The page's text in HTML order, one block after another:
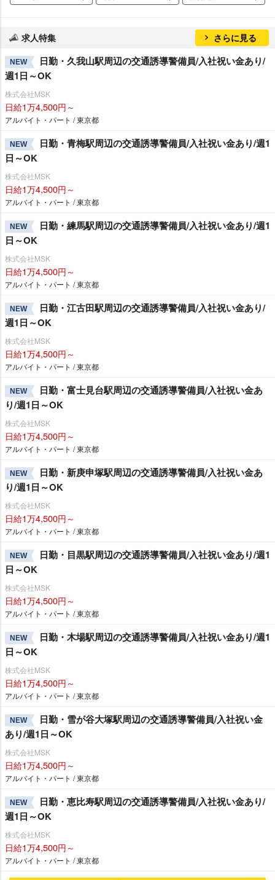
求人特集 さらに見る
NEW
日勤・久我山駅周辺の交通誘導警備員/入社祝い金あり/
週1日～OK
株式会社MSK
日給1万4,500円～
アルバイト・パート / 東京都
NEW
日勤・青梅駅周辺の交通誘導警備員/入社祝い金あり/週1
日～OK
株式会社MSK
日給1万4,500円～
アルバイト・パート / 東京都
NEW
日勤・練馬駅周辺の交通誘導警備員/入社祝い金あり/週1
日～OK
株式会社MSK
日給1万4,500円～
アルバイト・パート / 東京都
NEW
日勤・江古田駅周辺の交通誘導警備員/入社祝い金あり/
週1日～OK
株式会社MSK
日給1万4,500円～
アルバイト・パート / 東京都
NEW
日勤・富士見台駅周辺の交通誘導警備員/入社祝い金あ
り/週1日～OK
株式会社MSK
日給1万4,500円～
アルバイト・パート / 東京都
NEW
日勤・新庚申塚駅周辺の交通誘導警備員/入社祝い金あ
り/週1日～OK
株式会社MSK
日給1万4,500円～
アルバイト・パート / 東京都
NEW
日勤・目黒駅周辺の交通誘導警備員/入社祝い金あり/週1
日～OK
株式会社MSK
日給1万4,500円～
アルバイト・パート / 東京都
NEW
日勤・木場駅周辺の交通誘導警備員/入社祝い金あり/週1
日～OK
株式会社MSK
日給1万4,500円～
アルバイト・パート / 東京都
NEW
日勤・雪が谷大塚駅周辺の交通誘導警備員/入社祝い金
あり/週1日～OK
株式会社MSK
日給1万4,500円～
アルバイト・パート / 東京都
NEW
日勤・恵比寿駅周辺の交通誘導警備員/入社祝い金あり/
週1日～OK
株式会社MSK
日給1万4,500円～
アルバイト・パート / 東京都